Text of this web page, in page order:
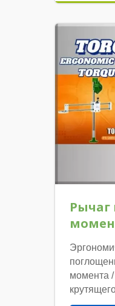
Рычаг
момента